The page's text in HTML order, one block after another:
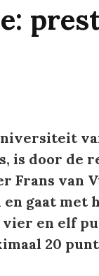
is door de
Frans van
en gaat
en elf
20